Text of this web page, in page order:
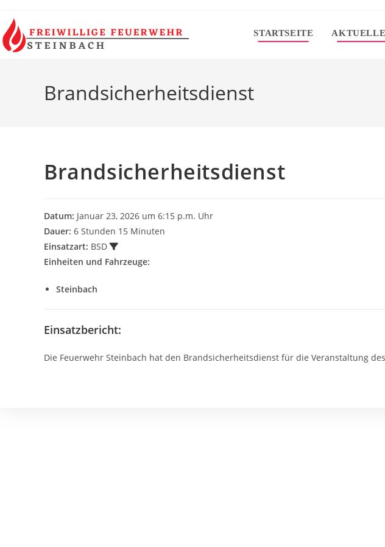
Inhalt
springen
STARTSEITE
Brandsicherheitsdienst
Brandsicherheitsdienst
Datum: Januar 23, 2026 um 6:15 p.m. Uhr
Dauer: 6 Stunden 15 Minuten
Einsatzart: BSD
Einheiten und Fahrzeuge:
Steinbach
Einsatzbericht:
Die Feuerwehr Steinbach hat den Brandsicherheitsdienst für die Veranstaltung